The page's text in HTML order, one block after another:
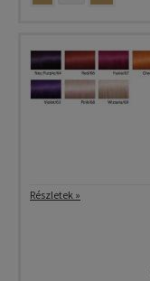
Részletek »